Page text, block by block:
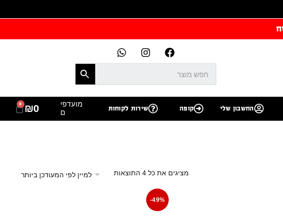
החשבון שלי קופה שירות לקוחות
מועדפי
ם
₪0
0
מציגים את כל ⁦4⁩ התוצאות
-49%